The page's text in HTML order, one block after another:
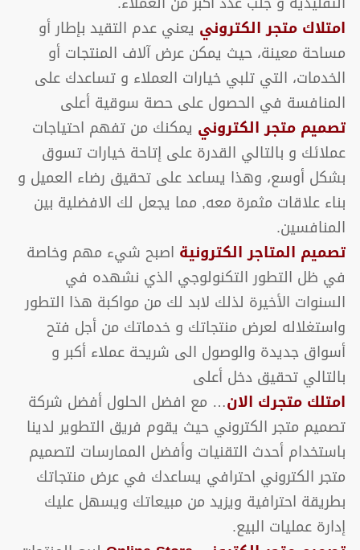
امتلاك متجر الكتروني يعني عدم التقيد بإطار أو
مساحة معينة، حيث يمكن عرض آلاف المنتجات أو
الخدمات، التي تلبي خيارات العملاء و تساعدك على
المنافسة في الحصول على حصة سوقية أعلى
تصميم متجر الكتروني يمكنك من تفهم احتياجات
عملائك و بالتالي القدرة على إتاحة خيارات تسوق
بشكل أوسع، وهذا يساعد على تحقيق رضاء العميل و
بناء علاقات مثمرة معه, مما يجعل لك الافضلية بين
المنافسين.
تصميم المتاجر الكترونية اصبح شيء مهم وخاصة
في ظل التطور التكنولوجي الذي نشهده في
السنوات الأخيرة لذلك لابد لك من مواكبة هذا التطور
واستغلاله لعرض منتجاتك و خدماتك من أجل فتح
أسواق جديدة والوصول الى شريحة عملاء أكبر و
بالتالي تحقيق دخل أعلى
امتلك متجرك الان… مع افضل الحلول أفضل شركة
تصميم متجر الكتروني حيث يقوم فريق التطوير لدينا
باستخدام أحدث التقنيات وأفضل الممارسات لتصميم
متجر الكتروني احترافي يساعدك في عرض منتجاتك
بطريقة احترافية ويزيد من مبيعاتك ويسهل عليك
إدارة عمليات البيع.